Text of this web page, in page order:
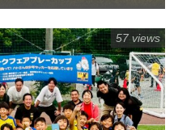
57 views